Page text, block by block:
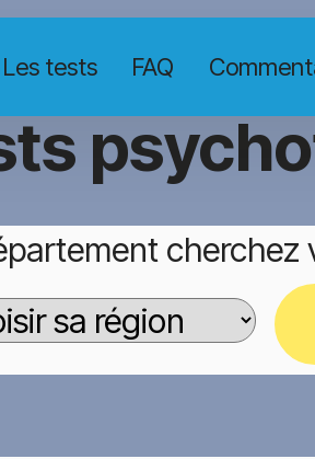
Les tests FAQ